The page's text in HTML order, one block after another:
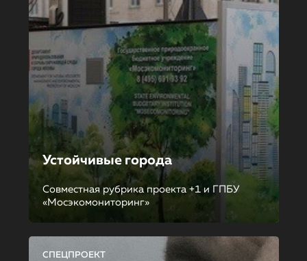
Устойчивые города
Совместная рубрика проекта +1 и ГПБУ
«Мосэкомониторинг»
СПЕЦПРОЕКТ